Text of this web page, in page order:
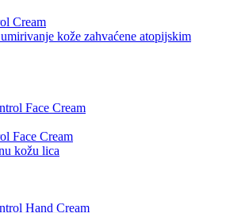
Cream
kože zahvaćene atopijskim
Face Cream
kožu lica